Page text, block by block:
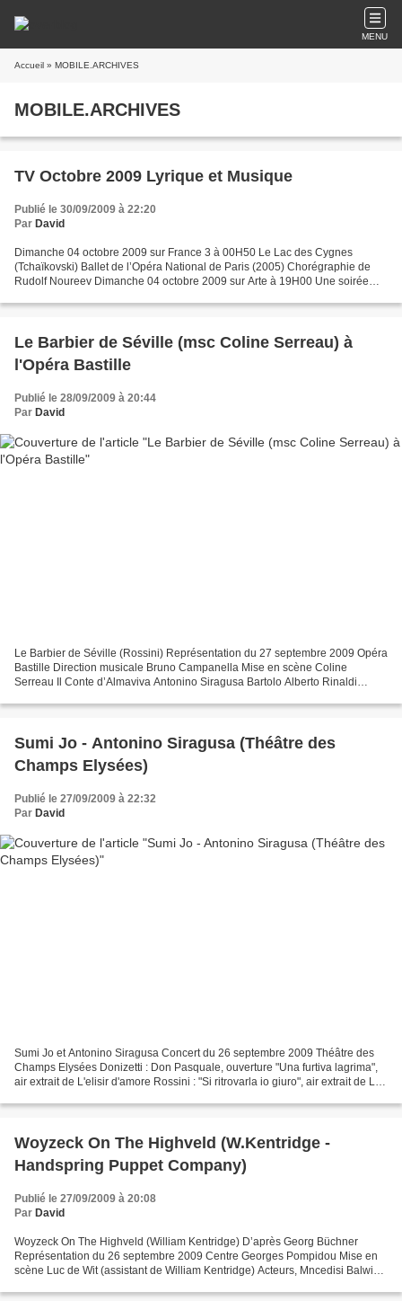
MENU
Accueil » MOBILE.ARCHIVES
MOBILE.ARCHIVES
TV Octobre 2009 Lyrique et Musique
Publié le 30/09/2009 à 22:20
Par David
Dimanche 04 octobre 2009 sur France 3 à 00H50 Le Lac des Cygnes
(Tchaïkovski) Ballet de l’Opéra National de Paris (2005) Chorégraphie de
Rudolf Noureev Dimanche 04 octobre 2009 sur Arte à 19H00 Une soirée
Le Barbier de Séville (msc Coline Serreau) à
l'Opéra Bastille
Publié le 28/09/2009 à 20:44
Par David
Le Barbier de Séville (Rossini) Représentation du 27 septembre 2009 Opéra
Bastille Direction musicale Bruno Campanella Mise en scène Coline
Serreau Il Conte d’Almaviva Antonino Siragusa Bartolo Alberto Rinaldi
Sumi Jo - Antonino Siragusa (Théâtre des
Champs Elysées)
Publié le 27/09/2009 à 22:32
Par David
Sumi Jo et Antonino Siragusa Concert du 26 septembre 2009 Théâtre des
Champs Elysées Donizetti : Don Pasquale, ouverture "Una furtiva lagrima",
air extrait de L'elisir d'amore Rossini : "Si ritrovarla io giuro", air extrait de La
Woyzeck On The Highveld (W.Kentridge -
Handspring Puppet Company)
Publié le 27/09/2009 à 20:08
Par David
Woyzeck On The Highveld (William Kentridge) D’après Georg Büchner
Représentation du 26 septembre 2009 Centre Georges Pompidou Mise en
scène Luc de Wit (assistant de William Kentridge) Acteurs, Mncedisi Balwin